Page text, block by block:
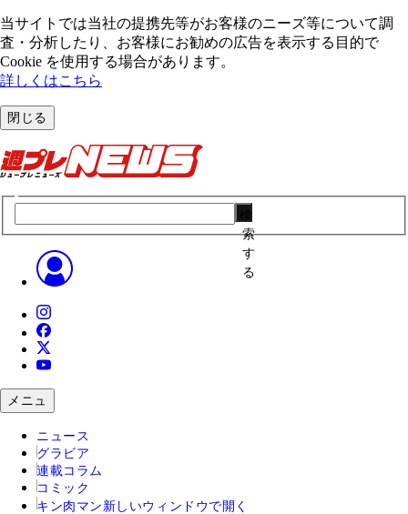
当サイトでは当社の提携先等がお客様のニーズ等について調
査・分析したり、お客様にお勧めの広告を表⽰する⽬的で
Cookie を使⽤する場合があります。
詳しくはこちら
閉じる
索
す
る
メニュ
ニュース
グラビア
連載コラム
コミック
キン肉マン 新しいウィンドウで開く